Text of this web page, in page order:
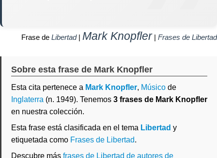
Frase de Libertad| Mark Knopfler| Frases de Libertad
Sobre esta frase de Mark Knopfler
Esta cita pertenece a Mark Knopfler, Músico de
Inglaterra (n. 1949). Tenemos 3 frases de Mark Knopfler
en nuestra colección.
Esta frase está clasificada en el tema Libertad y
etiquetada como Frases de Libertad.
Descubre más frases de Libertad de autores de